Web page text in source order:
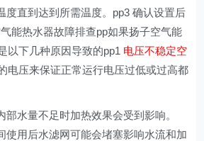
度直到达到所需温度。pp3 确认设置后
能热水器故障排查pp如果扬子空气能
以下几种原因导致的pp1 电压不稳定空
电压来保证正常运行电压过低或过高都
部水量不足时加热效果会受到影响。
使用后水滤网可能会堵塞影响水流和加